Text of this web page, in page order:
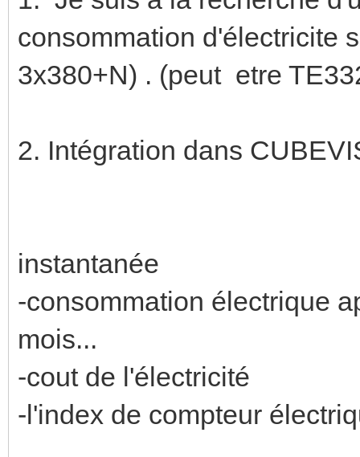
consommation d'électricite
3x380+N) . (peut etre
2. Intégration dans
instantanée
-consommation électrique
mois...
-cout de l'électricité
-l'index de compteur